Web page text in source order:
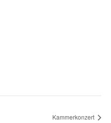
Kammerkonzert